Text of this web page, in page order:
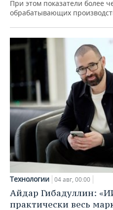
При этом показатели более
обрабатывающих
Технологии 04 авг, 00:00
Айдар Гибадуллин:
практически весь